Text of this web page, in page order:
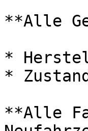
**Alle
*
*
**Alle